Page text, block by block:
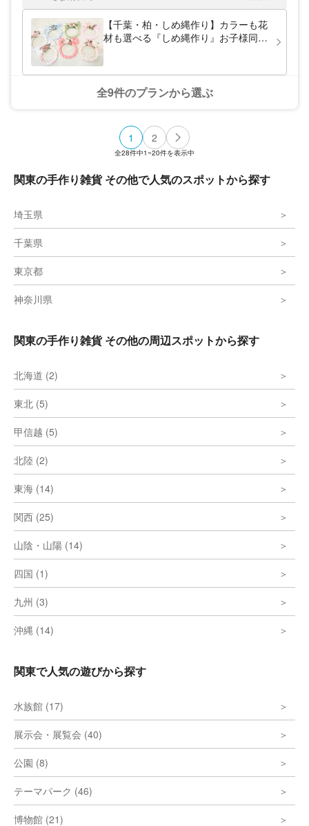
【千葉・柏・しめ縄作り】カラーも花
材も選べる『しめ縄作り』お子様同伴
全9件のプランから選ぶ
1 2
全28件中1~20件を表示中
関東の手作り雑貨 その他で人気のスポットから探す
埼玉県
千葉県
東京都
神奈川県
関東の手作り雑貨 その他の周辺スポットから探す
北海道 (2)
東北 (5)
甲信越 (5)
北陸 (2)
東海 (14)
関西 (25)
山陰・山陽 (14)
四国 (1)
九州 (3)
沖縄 (14)
関東で人気の遊びから探す
水族館 (17)
展示会・展覧会 (40)
公園 (8)
テーマパーク (46)
博物館 (21)